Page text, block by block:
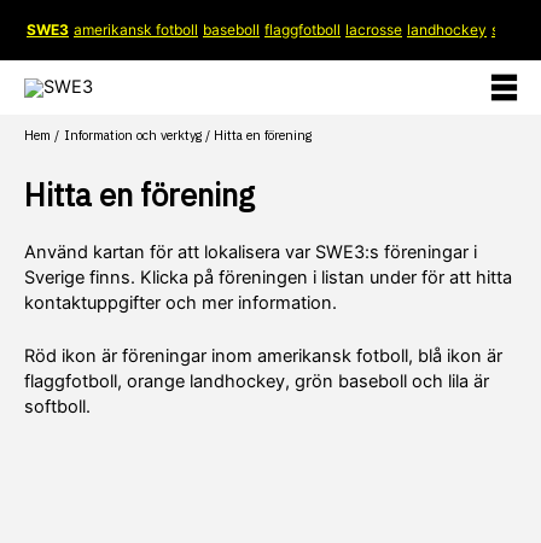
innehåll
SWE3 amerikansk fotboll baseboll flaggfotboll lacrosse landhockey softboll
Hem Information och verktyg Hitta en förening
Hitta en förening
Använd kartan för att lokalisera var SWE3:s föreningar i
Sverige finns. Klicka på föreningen i listan under för att hitta
kontaktuppgifter och mer information.
Röd ikon är föreningar inom amerikansk fotboll, blå ikon är
flaggfotboll, orange landhockey, grön baseboll och lila är
softboll.